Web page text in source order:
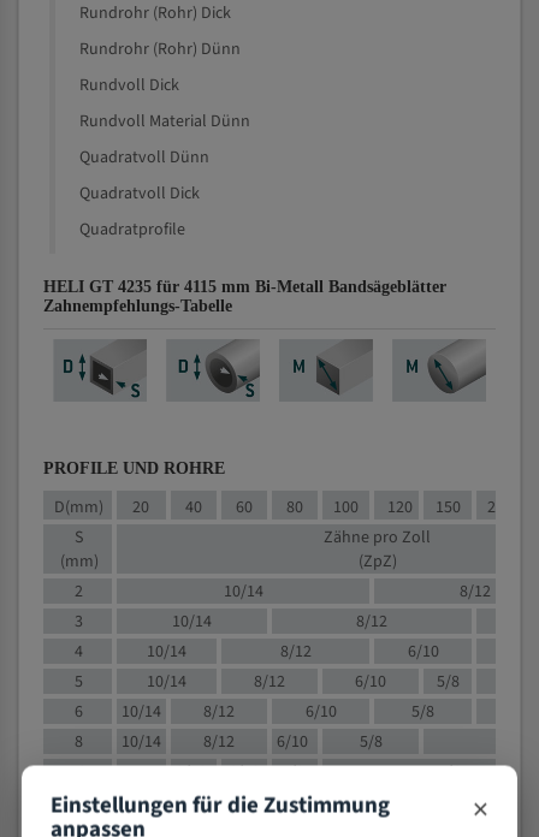
Rundrohr (Rohr) Dick
Rundrohr (Rohr) Dünn
Rundvoll Dick
Rundvoll Material Dünn
Quadratvoll Dünn
Quadratvoll Dick
Quadratprofile
HELI GT 4235 für 4115 mm Bi-Metall Bandsägeblätter
Zahnempfehlungs-Tabelle
PROFILE UND ROHRE
D(mm) 20 40 60 80 100 120 150 200
S
(mm)
Zähne pro Zoll
(ZpZ)
2
10/14
8/12
3
10/14 8/12
4
10/14 8/12 6/10
5
10/14 8/12 6/10
5/8
6
10/14 8/12 6/10
5/8
8
10/14 8/12 6/10 5/8
10
8/12 6/10 5/8
4/6
12
8/12 6/10
Einstellungen für die Zustimmung
anpassen ×